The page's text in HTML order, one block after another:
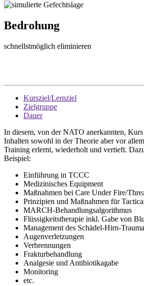
Bedrohung
schnellstmöglich eliminieren
Kursziel/Lernziel
Zielgruppe
Dauer
In diesem, von der NATO anerkannten,
Inhalten sowohl in der Theorie aber vor
Training erlernt, wiederholt und vertieft.
Beispiel:
Einführung in TCCC
Medizinisches Equipment
Maßnahmen bei Care Under Fire/
Prinzipien und Maßnahmen für
MARCH-Behandlungsalgorithmus
Flüssigkeitstherapie inkl. Gabe von
Management des Schädel-Hirn-
Augenverletzungen
Verbrennungen
Frakturbehandlung
Analgesie und Antibiotikagabe
Monitoring
etc.